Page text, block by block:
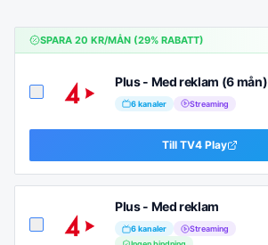
SPARA 20 KR/MÅN (29% RABATT)
Plus - Med reklam (6 mån)
6kanaler Streaming
Till TV4 Play
Plus - Med reklam
6kanaler
Streaming